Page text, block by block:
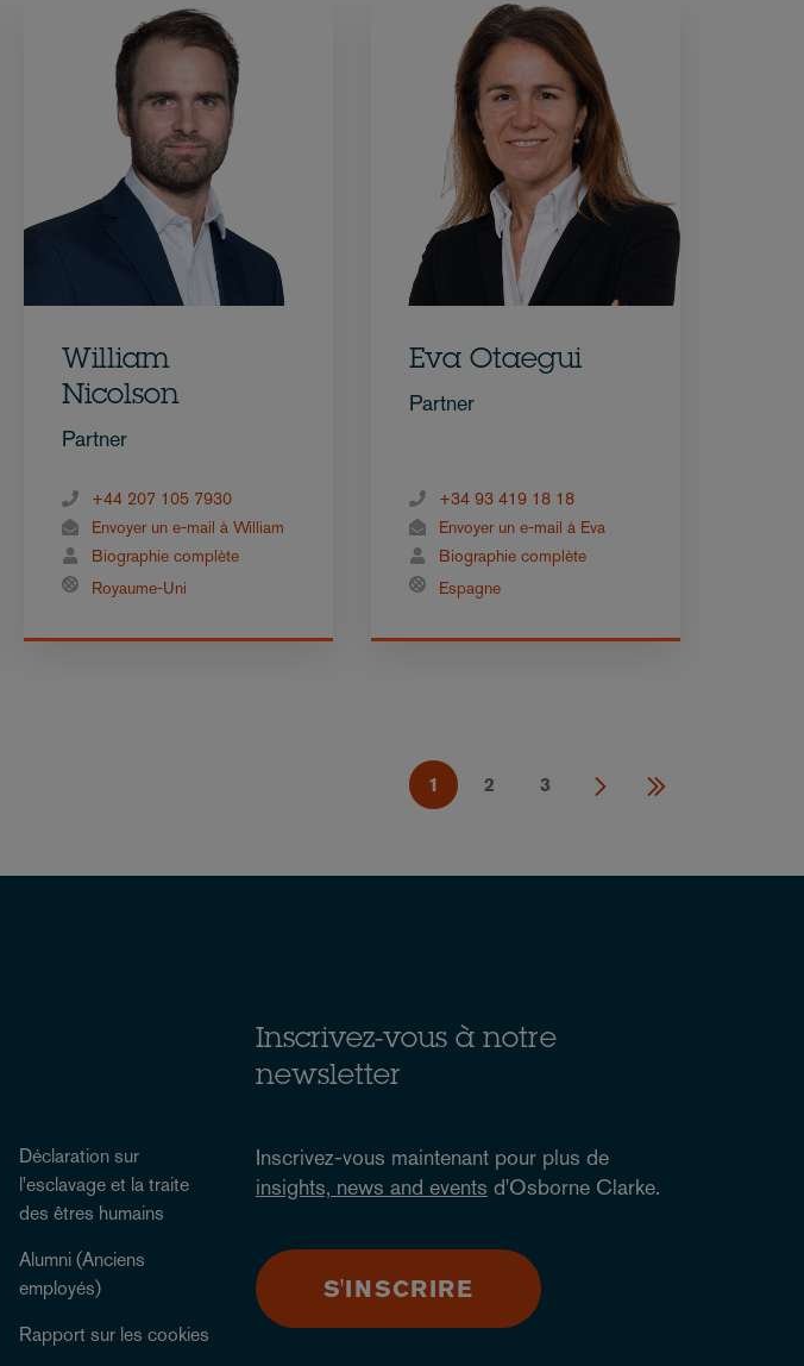
William
Nicolson
Partner
+44 207 105 7930
Envoyer un e-mail à William
Biographie complète
Royaume-Uni
Eva Otaegui
Partner
+34 93 419 18 18
Envoyer un e-mail à Eva
Biographie complète
Espagne
1 2 3
Déclaration sur
l'esclavage et la traite
des êtres humains
Alumni (Anciens
employés)
Rapport sur les cookies
Inscrivez-vous à notre
newsletter
Inscrivez-vous maintenant pour plus de
insights, news and events d'Osborne Clarke.
S'INSCRIRE